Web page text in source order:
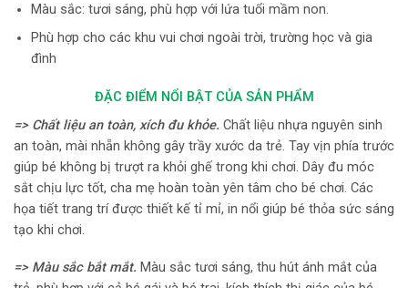
Màu sắc: tươi sáng, phù hợp với lứa tuổi mầm non.
Phù hợp cho các khu vui chơi ngoài trời, trường học và gia
đình
ĐẶC ĐIỂM NỔI BẬT CỦA SẢN PHẨM
=> Chất liệu an toàn, xích đu khỏe. Chất liệu nhựa nguyên sinh
an toàn, mài nhẵn không gây trầy xước da trẻ. Tay vịn phía trước
giúp bé không bị trượt ra khỏi ghế trong khi chơi. Dây đu móc
sắt chịu lực tốt, cha mẹ hoàn toàn yên tâm cho bé chơi. Các
họa tiết trang trí được thiết kế tỉ mỉ, in nổi giúp bé thỏa sức sáng
tạo khi chơi.
=> Màu sắc bắt mắt. Màu sắc tươi sáng, thu hút ánh mắt của